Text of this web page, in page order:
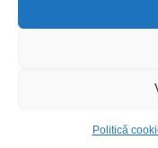
Politică
Copyright © 2026.